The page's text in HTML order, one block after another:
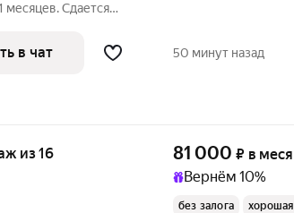
месяцев. Сдается
Духовой шкаф Стиральная машина Холодильник Посудомоечная
в чат 50 минут назад
из 16 81 000 ₽ в
Вернём 10%
без залога